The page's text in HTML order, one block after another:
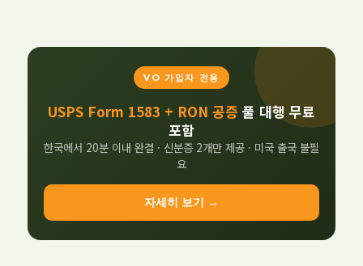
VO 가입자 전용
USPS Form 1583 + RON 공증 풀 대행 무료
포함
한국에서 20분 이내 완결 · 신분증 2개만 제공 · 미국 출국 불필
요
자세히 보기 →